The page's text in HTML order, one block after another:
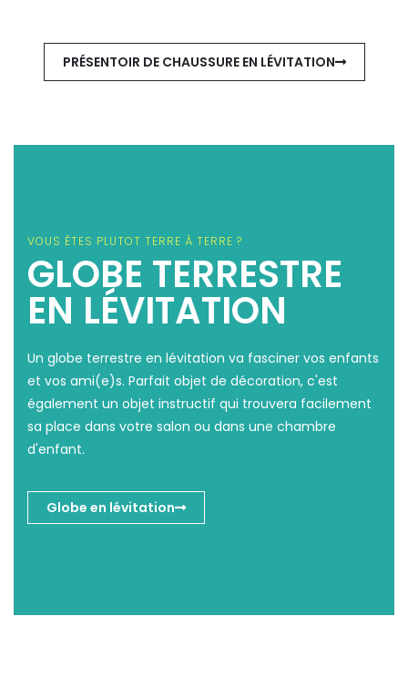
PRÉSENTOIR DE CHAUSSURE EN LÉVITATION
VOUS ÊTES PLUTOT TERRE À TERRE ?
GLOBE TERRESTRE
EN LÉVITATION
Un globe terrestre en lévitation va fasciner vos enfants
et vos ami(e)s. Parfait objet de décoration, c'est
également un objet instructif qui trouvera facilement
sa place dans votre salon ou dans une chambre
d'enfant.
Globe en lévitation